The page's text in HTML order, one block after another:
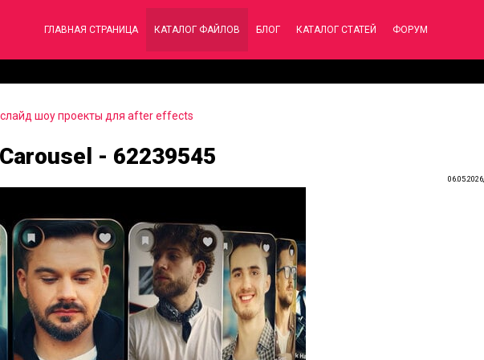
ГЛАВНАЯ СТРАНИЦА КАТАЛОГ ФАЙЛОВ БЛОГ КАТАЛОГ СТАТЕЙ ФОРУМ
шоу проекты для after effects
- 62239545